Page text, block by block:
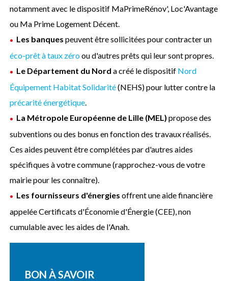
notamment avec le dispositif MaPrimeRénov', Loc'Avantage
ou Ma Prime Logement Décent.
Les banques peuvent être sollicitées pour contracter un
éco-prêt à taux zéroou d'autres prêts qui leur sont propres.
Le Département du Nord a créé le dispositif Nord
Équipement Habitat Solidarité(NEHS) pour lutter contre la
précarité énergétique
La Métropole Européenne de Lille (MEL) propose des
subventions ou des bonus en fonction des travaux réalisés.
Ces aides peuvent être complétées par d'autres aides
spécifiques à votre commune (rapprochez-vous de votre
mairie pour les connaître).
Les fournisseurs d'énergies offrent une aide financière
appelée Certificats d'Économie d'Énergie (CEE), non
cumulable avec les aides de l'Anah.
BON À SAVOIR